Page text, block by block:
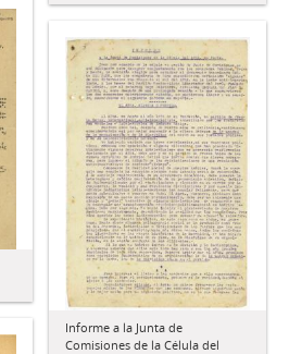
Informe a la Junta de
Comisiones de la Célula del